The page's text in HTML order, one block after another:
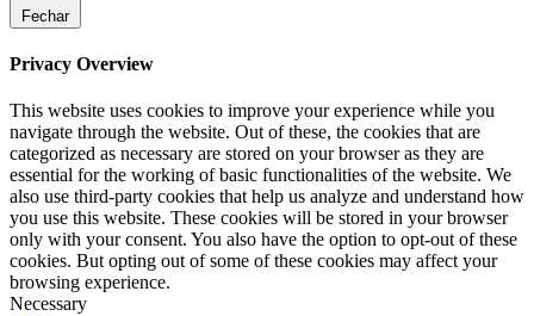
Fechar
Privacy Overview
This website uses cookies to improve your experience while you
navigate through the website. Out of these, the cookies that are
categorized as necessary are stored on your browser as they are
essential for the working of basic functionalities of the website. We
also use third-party cookies that help us analyze and understand how
you use this website. These cookies will be stored in your browser
only with your consent. You also have the option to opt-out of these
cookies. But opting out of some of these cookies may affect your
browsing experience.
Necessary